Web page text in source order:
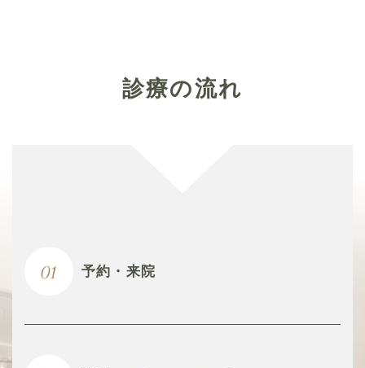
診療の流れ
予約・来院